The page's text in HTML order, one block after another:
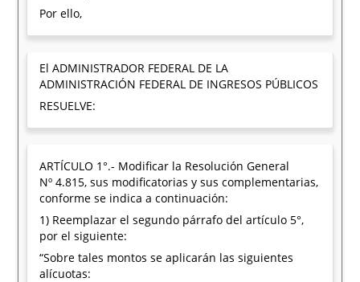
Por ello,
El ADMINISTRADOR FEDERAL DE LA
ADMINISTRACIÓN FEDERAL DE INGRESOS PÚBLICOS
RESUELVE:
ARTÍCULO 1°.- Modificar la Resolución General
Nº 4.815, sus modificatorias y sus complementarias,
conforme se indica a continuación:
1) Reemplazar el segundo párrafo del artículo 5°,
por el siguiente:
“Sobre tales montos se aplicarán las siguientes
alícuotas: